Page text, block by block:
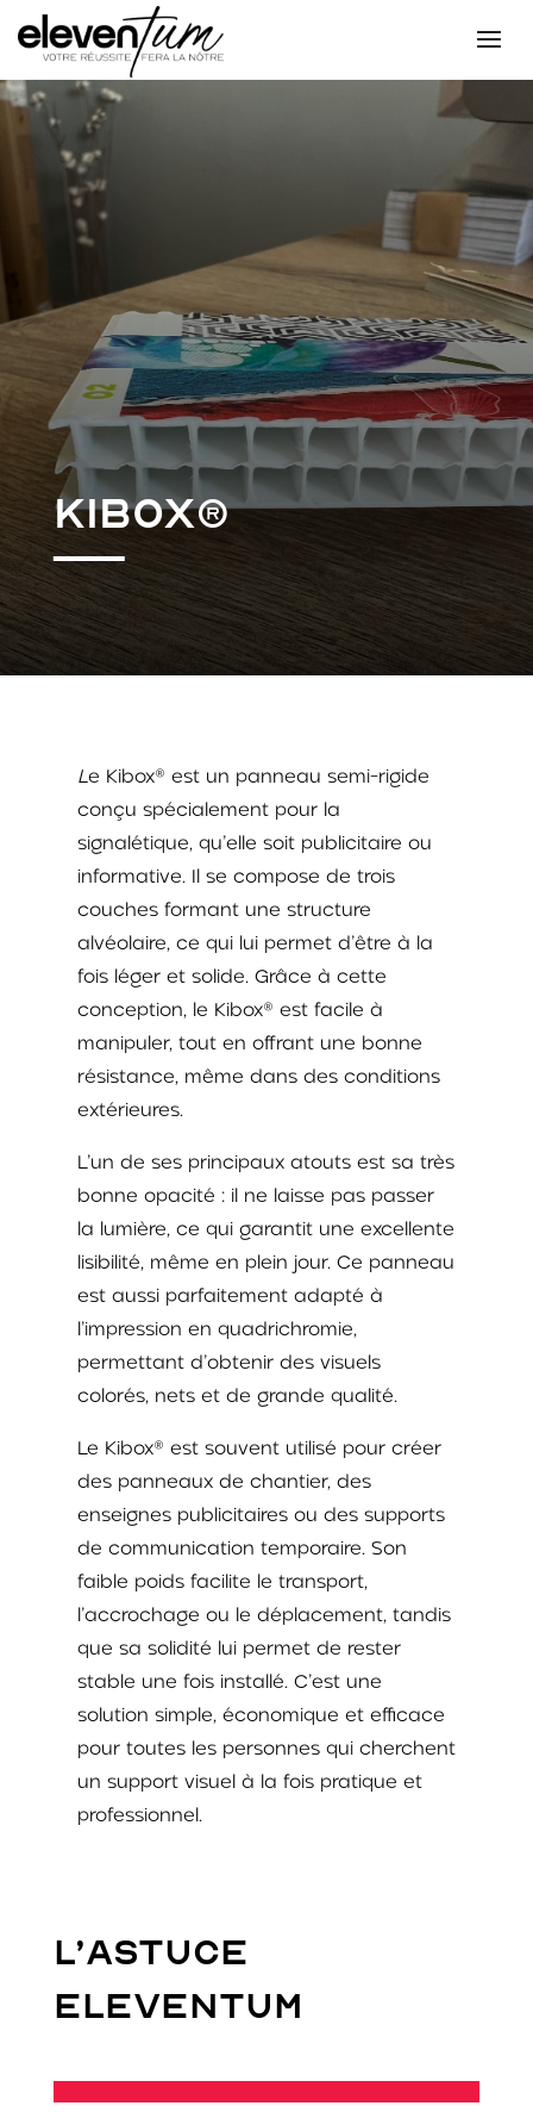
Kibox®
Le Kibox® est un panneau semi-rigide
conçu spécialement pour la
signalétique, qu’elle soit publicitaire ou
informative. Il se compose de trois
couches formant une structure
alvéolaire, ce qui lui permet d’être à la
fois léger et solide. Grâce à cette
conception, le Kibox® est facile à
manipuler, tout en offrant une bonne
résistance, même dans des conditions
extérieures.
L’un de ses principaux atouts est sa très
bonne opacité : il ne laisse pas passer
la lumière, ce qui garantit une excellente
lisibilité, même en plein jour. Ce panneau
est aussi parfaitement adapté à
l’impression en quadrichromie,
permettant d’obtenir des visuels
colorés, nets et de grande qualité.
Le Kibox® est souvent utilisé pour créer
des panneaux de chantier, des
enseignes publicitaires ou des supports
de communication temporaire. Son
faible poids facilite le transport,
l’accrochage ou le déplacement, tandis
que sa solidité lui permet de rester
stable une fois installé. C’est une
solution simple, économique et efficace
pour toutes les personnes qui cherchent
un support visuel à la fois pratique et
professionnel.
L’ASTUCE
ELEVENTUM